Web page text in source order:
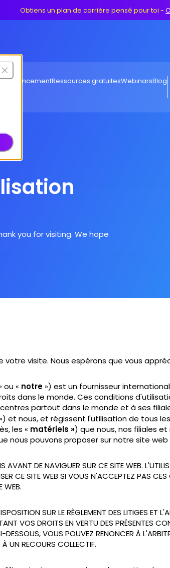
Obtiens un plan de carrière pensé pour toi -
FinancementRessources gratuitesWebinarsBlog
you for visiting. We hope
votre visite. Nous espérons que vous
ou « notre ») est un fournisseur
dans le monde. Ces conditions
partout dans le monde et à ses
») et nous, et régissent l'utilisation de tous
les « matériels ») que nous, nos filiales
nous pouvons proposer sur notre site
AVANT DE NAVIGUER SUR CE SITE WEB.
CE SITE WEB SI VOUS N'ACCEPTEZ PAS
WEB.
SUR LE RÈGLEMENT DES LITIGES ET
VOS DROITS EN VERTU DES PRÉSENTES
DESSOUS, VOUS POUVEZ RENONCER À
UN RECOURS COLLECTIF.